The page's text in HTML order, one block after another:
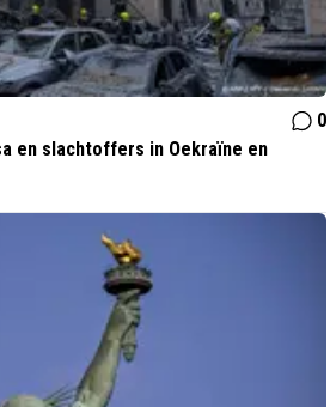
0
en slachtoffers in Oekraïne en